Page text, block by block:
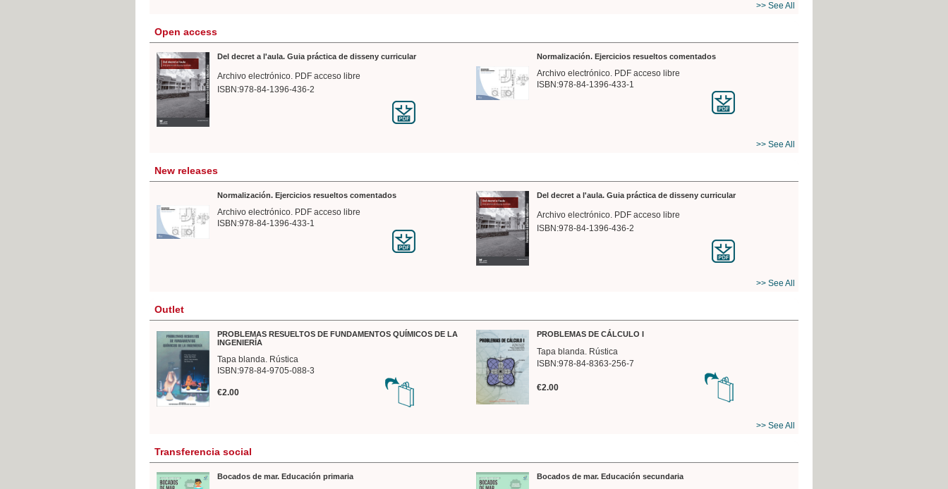
>> See All
Open access
Del decret a l'aula. Guia práctica de disseny curricular
Archivo electrónico. PDF acceso libre
ISBN:978-84-1396-436-2
Normalización. Ejercicios resueltos comentados
Archivo electrónico. PDF acceso libre
ISBN:978-84-1396-433-1
>> See All
New releases
Normalización. Ejercicios resueltos comentados
Archivo electrónico. PDF acceso libre
ISBN:978-84-1396-433-1
Del decret a l'aula. Guia práctica de disseny curricular
Archivo electrónico. PDF acceso libre
ISBN:978-84-1396-436-2
>> See All
Outlet
PROBLEMAS RESUELTOS DE FUNDAMENTOS QUÍMICOS DE LA
INGENIERÍA
Tapa blanda. Rústica
ISBN:978-84-9705-088-3
€2.00
PROBLEMAS DE CÁLCULO I
Tapa blanda. Rústica
ISBN:978-84-8363-256-7
€2.00
>> See All
Transferencia social
Bocados de mar. Educación primaria Bocados de mar. Educación secundaria